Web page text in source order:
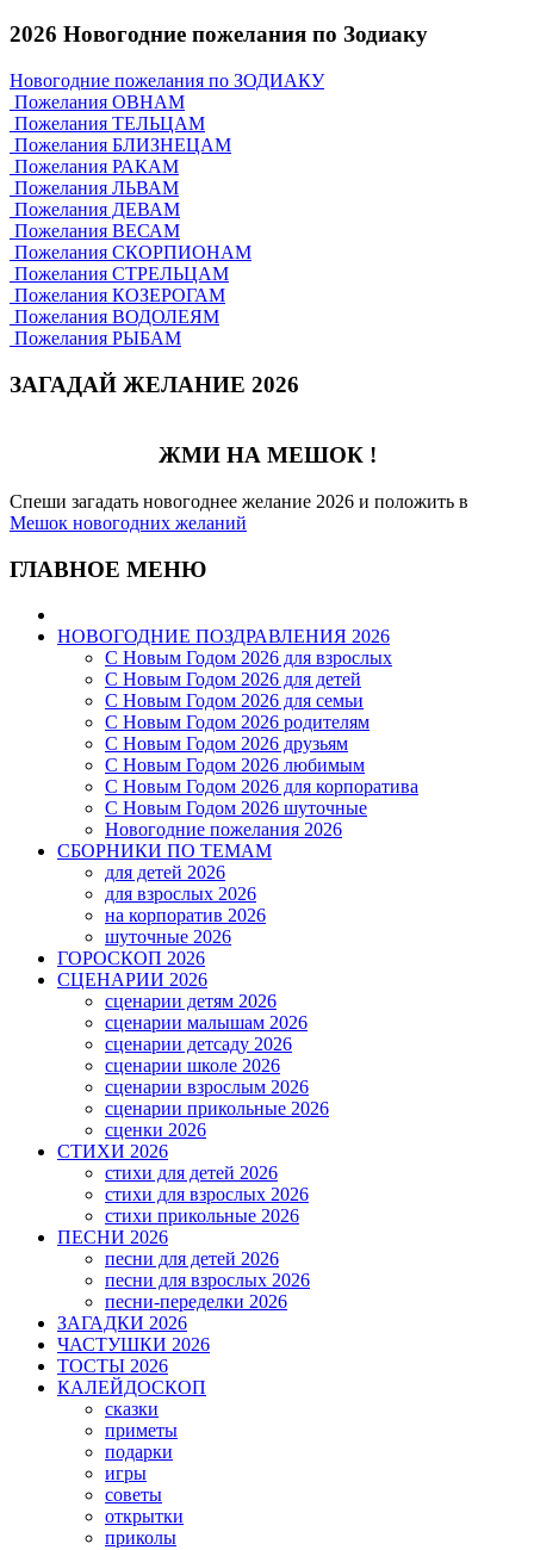
2026 Новогодние пожелания по Зодиаку
Новогодние пожелания по ЗОДИАКУ
Пожелания ОВНАМ
Пожелания ТЕЛЬЦАМ
Пожелания БЛИЗНЕЦАМ
Пожелания РАКАМ
Пожелания ЛЬВАМ
Пожелания ДЕВАМ
Пожелания ВЕСАМ
Пожелания СКОРПИОНАМ
Пожелания СТРЕЛЬЦАМ
Пожелания КОЗЕРОГАМ
Пожелания ВОДОЛЕЯМ
Пожелания РЫБАМ
ЗАГАДАЙ ЖЕЛАНИЕ 2026
ЖМИ НА МЕШОК !
Спеши загадать новогоднее желание 2026 и положить в
Мешок новогодних желаний
ГЛАВНОЕ МЕНЮ
НОВОГОДНИЕ ПОЗДРАВЛЕНИЯ 2026
С Новым Годом 2026 для взрослых
С Новым Годом 2026 для детей
С Новым Годом 2026 для семьи
С Новым Годом 2026 родителям
С Новым Годом 2026 друзьям
С Новым Годом 2026 любимым
С Новым Годом 2026 для корпоратива
С Новым Годом 2026 шуточные
Новогодние пожелания 2026
СБОРНИКИ ПО ТЕМАМ
для детей 2026
для взрослых 2026
на корпоратив 2026
шуточные 2026
ГОРОСКОП 2026
СЦЕНАРИИ 2026
сценарии детям 2026
сценарии малышам 2026
сценарии детсаду 2026
сценарии школе 2026
сценарии взрослым 2026
сценарии прикольные 2026
сценки 2026
СТИХИ 2026
стихи для детей 2026
стихи для взрослых 2026
стихи прикольные 2026
ПЕСНИ 2026
песни для детей 2026
песни для взрослых 2026
песни-переделки 2026
ЗАГАДКИ 2026
ЧАСТУШКИ 2026
ТОСТЫ 2026
КАЛЕЙДОСКОП
сказки
приметы
подарки
игры
советы
открытки
приколы